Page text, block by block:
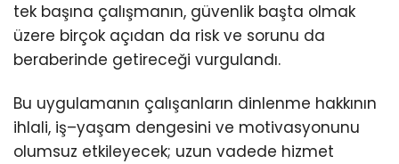
tek başına çalışmanın, güvenlik başta olmak
üzere birçok açıdan da risk ve sorunu da
beraberinde getireceği vurgulandı.
Bu uygulamanın çalışanların dinlenme hakkının
ihlali, iş–yaşam dengesini ve motivasyonunu
olumsuz etkileyecek; uzun vadede hizmet